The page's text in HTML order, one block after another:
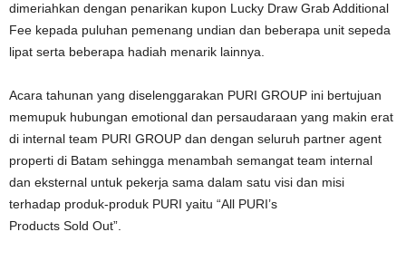
dimeriahkan dengan penarikan kupon Lucky Draw Grab Additional
Fee kepada puluhan pemenang undian dan beberapa unit sepeda
lipat serta beberapa hadiah menarik lainnya.
Acara tahunan yang diselenggarakan PURI GROUP ini bertujuan
memupuk hubungan emotional dan persaudaraan yang makin erat
di internal team PURI GROUP dan dengan seluruh partner agent
properti di Batam sehingga menambah semangat team internal
dan eksternal untuk pekerja sama dalam satu visi dan misi
terhadap produk-produk PURI yaitu “All PURI’s
Products Sold Out”.